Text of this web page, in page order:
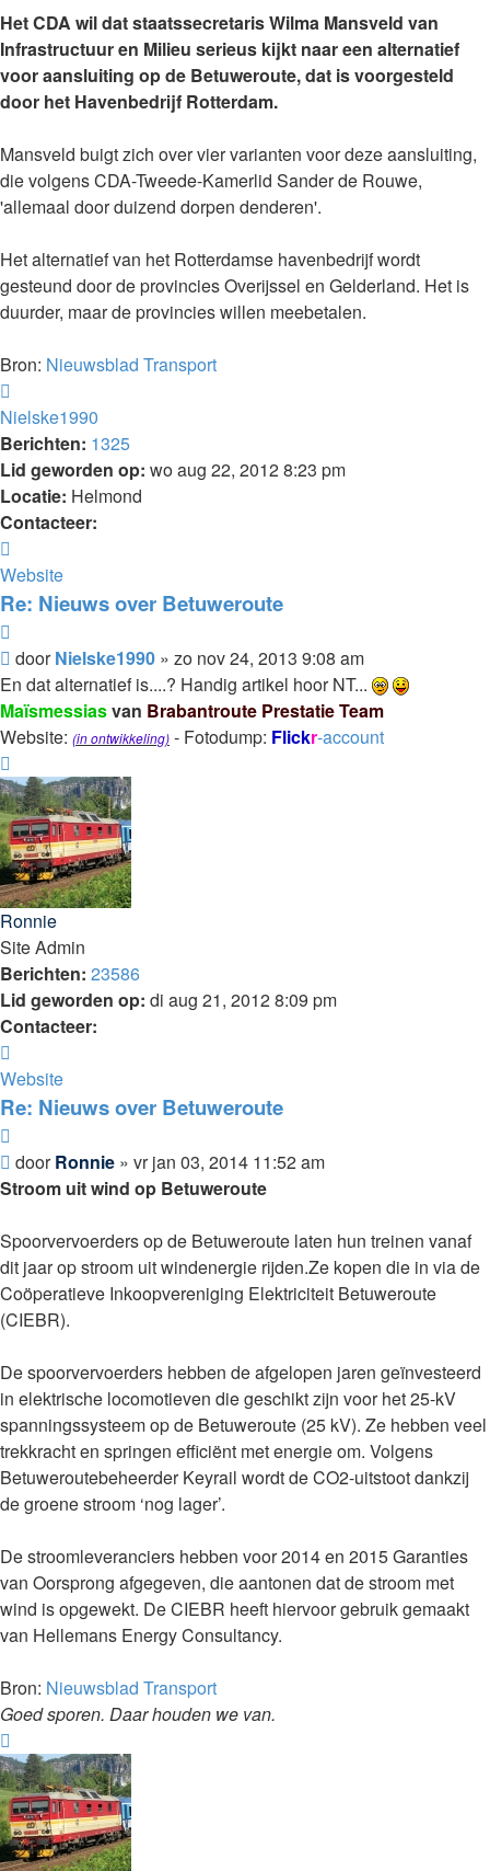
Het CDA wil dat staatssecretaris Wilma Mansveld van
Infrastructuur en Milieu serieus kijkt naar een alternatief
voor aansluiting op de Betuweroute, dat is voorgesteld
door het Havenbedrijf Rotterdam.
Mansveld buigt zich over vier varianten voor deze aansluiting,
die volgens CDA-Tweede-Kamerlid Sander de Rouwe,
'allemaal door duizend dorpen denderen'.
Het alternatief van het Rotterdamse havenbedrijf wordt
gesteund door de provincies Overijssel en Gelderland. Het is
duurder, maar de provincies willen meebetalen.
Bron: Nieuwsblad Transport
Nielske1990
Berichten: 1325
Lid geworden op: wo aug 22, 2012 8:23 pm
Locatie: Helmond
Contacteer:
Nielske1990
Website
Re: Nieuws over Betuweroute
Bericht
doorNielske1990 » zo nov 24, 2013 9:08 am
En dat alternatief is....? Handig artikel hoor NT...
Maïsmessiasvan Brabantroute Prestatie Team
Website: (in ontwikkeling) - Fotodump: Flickr-account
Ronnie
Site Admin
Berichten: 23586
Lid geworden op: di aug 21, 2012 8:09 pm
Contacteer:
Ronnie
Website
Re: Nieuws over Betuweroute
Bericht
doorRonnie » vr jan 03, 2014 11:52 am
Stroom uit wind op Betuweroute
Spoorvervoerders op de Betuweroute laten hun treinen vanaf
dit jaar op stroom uit windenergie rijden.Ze kopen die in via de
Coöperatieve Inkoopvereniging Elektriciteit Betuweroute
(CIEBR).
De spoorvervoerders hebben de afgelopen jaren geïnvesteerd
in elektrische locomotieven die geschikt zijn voor het 25-kV
spanningssysteem op de Betuweroute (25 kV). Ze hebben veel
trekkracht en springen efficiënt met energie om. Volgens
Betuweroutebeheerder Keyrail wordt de CO2-uitstoot dankzij
de groene stroom ‘nog lager’.
De stroomleveranciers hebben voor 2014 en 2015 Garanties
van Oorsprong afgegeven, die aantonen dat de stroom met
wind is opgewekt. De CIEBR heeft hiervoor gebruik gemaakt
van Hellemans Energy Consultancy.
Bron: Nieuwsblad Transport
Goed sporen. Daar houden we van.